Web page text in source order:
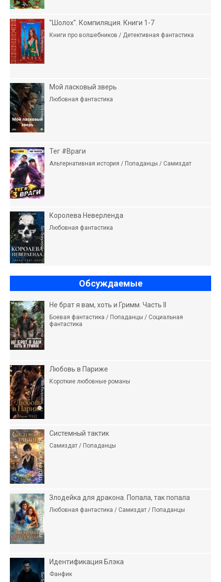
"Шолох". Компиляция. Книги 1-7
Книги про волшебников / Детективная фантастика
Мой ласковый зверь
Любовная фантастика
Тег #Враги
Альтернативная история / Попаданцы / Самиздат
Королева Неверленда
Любовная фантастика
Обсуждаемые
Не брат я вам, хоть и Гримм. Часть II
Боевая фантастика / Попаданцы / Социальная
фантастика
Любовь в Париже
Короткие любовные романы
Системный тактик
Самиздат / Попаданцы
Злодейка для дракона. Попала, так попала
Любовная фантастика / Самиздат / Попаданцы
Идентификация Блэка
Фанфик